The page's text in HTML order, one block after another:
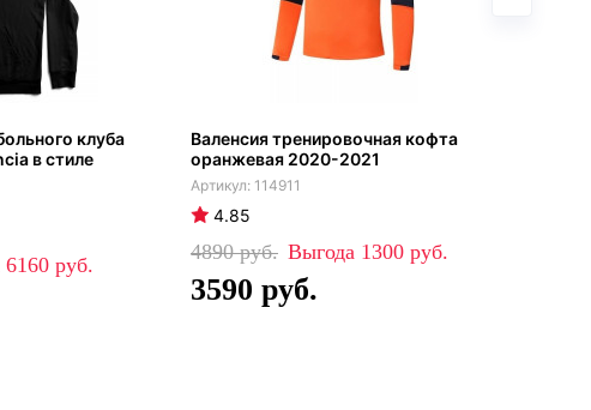
клуба
в стиле
6160
Валенсия тренировочная кофта
оранжевая 2020-2021
114911
4.85
4890 1300
3590